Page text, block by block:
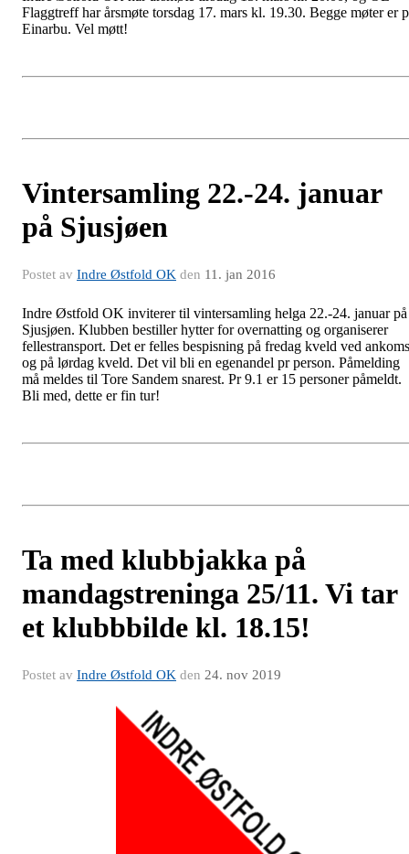
Flaggtreff har årsmøte torsdag 17. mars kl. 19.30. Begge møter er
Einarbu. Vel møtt!
Vintersamling 22.-24. januar
på Sjusjøen
Postet av Indre Østfold OK den 11. jan 2016
Indre Østfold OK inviterer til vintersamling helga 22.-24. januar på
Sjusjøen. Klubben bestiller hytter for overnatting og organiserer
fellestransport. Det er felles bespisning på fredag kveld ved
og på lørdag kveld. Det vil bli en egenandel pr person. Påmelding
må meldes til Tore Sandem snarest. Pr 9.1 er 15 personer påmeldt.
Bli med, dette er fin tur!
Ta med klubbjakka på
mandagstreninga 25/11. Vi tar
et klubbbilde kl. 18.15!
Postet av Indre Østfold OK den 24. nov 2019